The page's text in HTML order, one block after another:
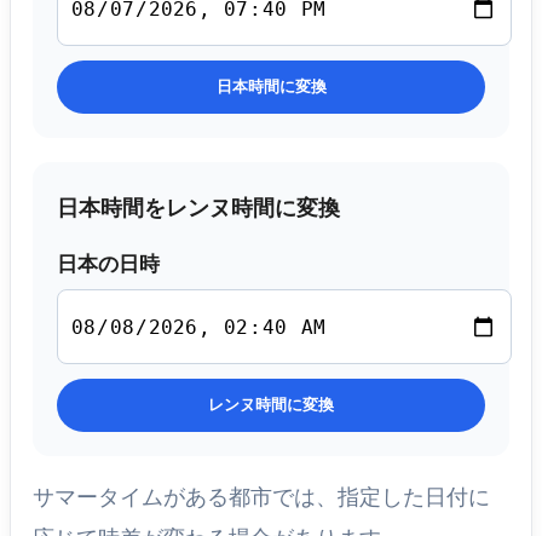
日本時間に変換
日本時間をレンヌ時間に変換
日本の日時
レンヌ時間に変換
サマータイムがある都市では、指定した日付に